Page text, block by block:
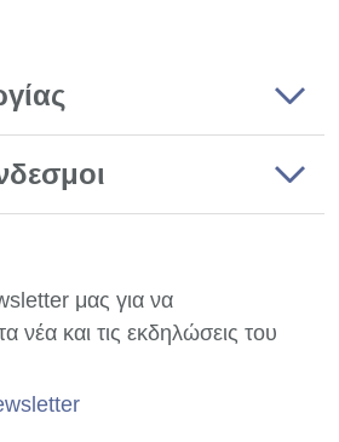
μας για να
νέα και τις εκδηλώσεις του